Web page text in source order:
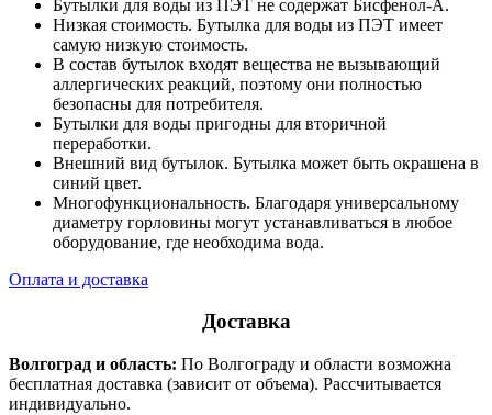
Бутылки для воды из ПЭТ не содержат Бисфенол-А.
Низкая стоимость. Бутылка для воды из ПЭТ имеет
самую низкую стоимость.
В состав бутылок входят вещества не вызывающий
аллергических реакций, поэтому они полностью
безопасны для потребителя.
Бутылки для воды пригодны для вторичной
переработки.
Внешний вид бутылок. Бутылка может быть окрашена в
синий цвет.
Многофункциональность. Благодаря универсальному
диаметру горловины могут устанавливаться в любое
оборудование, где необходима вода.
Оплата и доставка
Доставка
Волгоград и область: По Волгограду и области возможна
бесплатная доставка (зависит от объема). Рассчитывается
индивидуально.